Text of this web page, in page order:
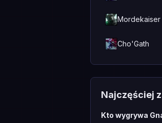
Mordekaiser
Cho'Gath
Najczęściej
Kto wygrywa